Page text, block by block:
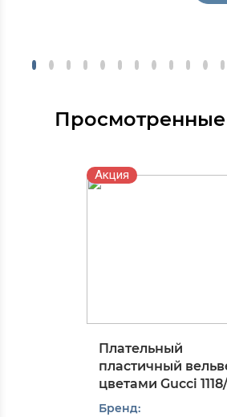
Акция
Плательный
пластичный
цветами Gucci
Бренд: